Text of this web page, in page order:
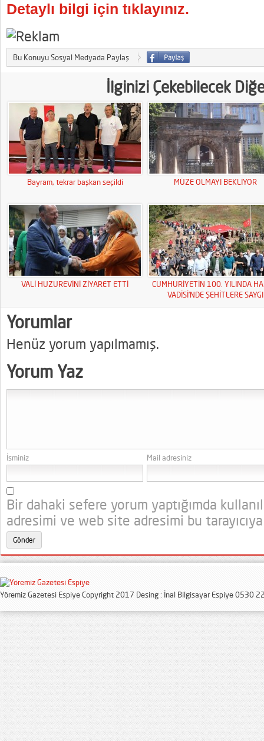
Detaylı bilgi için tıklayınız.
Bu Konuyu Sosyal Medyada Paylaş
İlginizi Çekebilecek
Bayram, tekrar başkan seçildi MÜZE OLMAYI BEKLİYOR
VALİ HUZUREVİNİ ZİYARET ETTİ
CUMHURİYETİN 100. YILINDA
VADİSİ’NDE ŞEHİTLERE SAYGI
Yorumlar
Henüz yorum yapılmamış.
Yorum Yaz
İsminiz Mail adresiniz
Bir dahaki sefere yorum yaptığımda
adresimi ve web site adresimi bu
Yöremiz Gazetesi Espiye Copyright 2017 Desing : İnal Bilgisayar Espiye 0530